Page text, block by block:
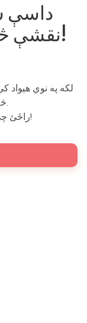
داسې
نقشې
لکه په نوي هیواد
څه ورک احساس کولی شي.
راځئ چې تاسو بیرته سمې لارې ته راولو!